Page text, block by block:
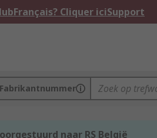
Français? Cliquer iciSupport
Fabrikantnummer
naar RS België